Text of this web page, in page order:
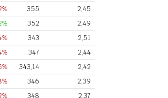
355
2,45
352
2,49
343
2,51
347
2,44
343,14
2,42
346
2,39
348
2,37